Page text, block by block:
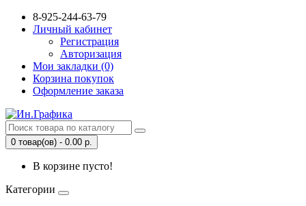
8-925-244-63-79
Личный кабинет
Регистрация
Авторизация
Мои закладки (0)
Корзина покупок
Оформление заказа
0 товар(ов) - 0.00 р.
В корзине пусто!
Категории